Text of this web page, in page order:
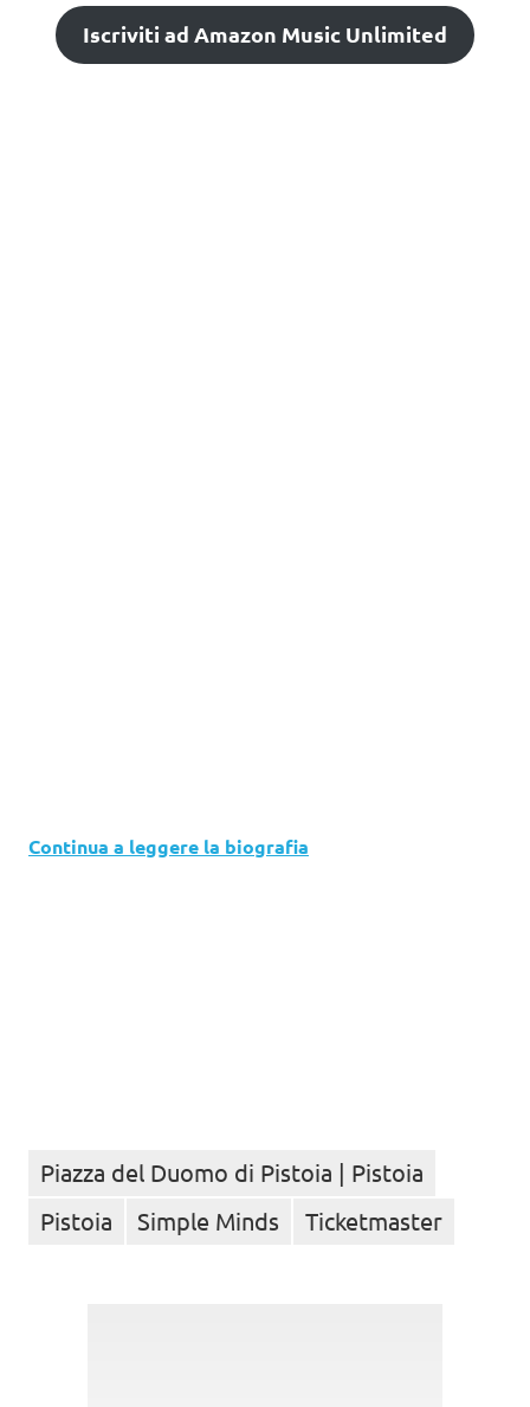
Iscriviti ad Amazon Music Unlimited
Continua a leggere la biografia
Piazza del Duomo di Pistoia | Pistoia
Pistoia
Simple Minds Ticketmaster